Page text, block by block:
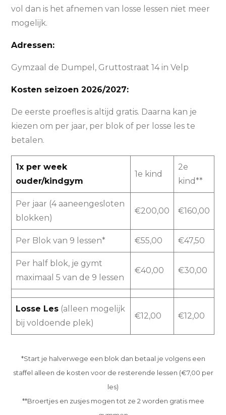
vol dan is het afnemen van losse lessen niet meer
mogelijk.
Adressen:
Gymzaal de Dumpel, Gruttostraat 14 in Velp
Kosten seizoen 2026/2027:
De eerste proefles is altijd gratis. Daarna kan je
kiezen om per jaar, per blok of per losse les te
betalen.
1x per week
ouder/kindgym
1e kind
2e
kind**
Per jaar (4 aaneengesloten
blokken)
€200,00 €160,00
Per Blok van 9 lessen* €55,00 €47,50
Per half blok, je gymt
maximaal 5 van de 9 lessen
€40,00 €30,00
Losse Les (alleen mogelijk
bij voldoende plek)
€12,00 €12,00
*Start je halverwege een blok dan betaal je volgens een
staffel alleen de kosten voor de resterende lessen (€7,00 per
les)
**Broertjes en zusjes mogen tot ze 2 worden gratis mee